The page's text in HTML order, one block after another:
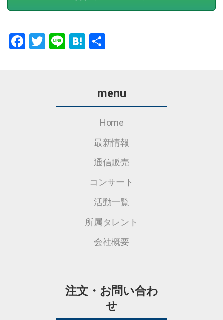
Facebook
Twitter
LineHatena
menu
Home
最新情報
通信販売
コンサート
活動一覧
所属タレント
会社概要
注文・お問い合わ
せ